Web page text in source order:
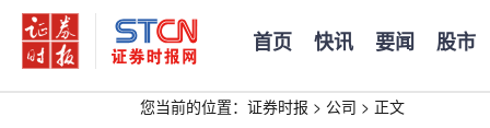
首页 快讯 要闻 股市
您当前的位置： 证券时报 > 公司 > 正文